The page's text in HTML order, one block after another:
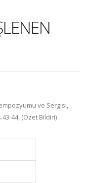
ve Sergisi,
44, (Özet Bildiri)